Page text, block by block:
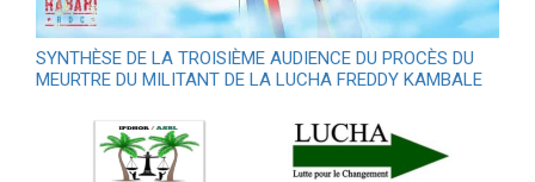
SYNTHÈSE DE LA TROISIÈME AUDIENCE DU PROCÈS DU
MEURTRE DU MILITANT DE LA LUCHA FREDDY KAMBALE